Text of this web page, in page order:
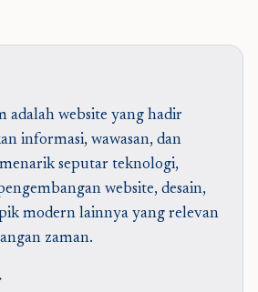
adalah website yang hadir
informasi, wawasan, dan
seputar teknologi,
website, desain,
modern lainnya yang relevan
zaman.